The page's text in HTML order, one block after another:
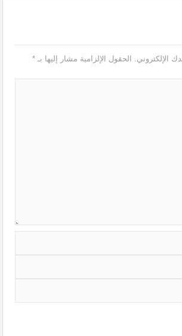
الإلكتروني. الحقول الإلزامية مشار إليها بـ*